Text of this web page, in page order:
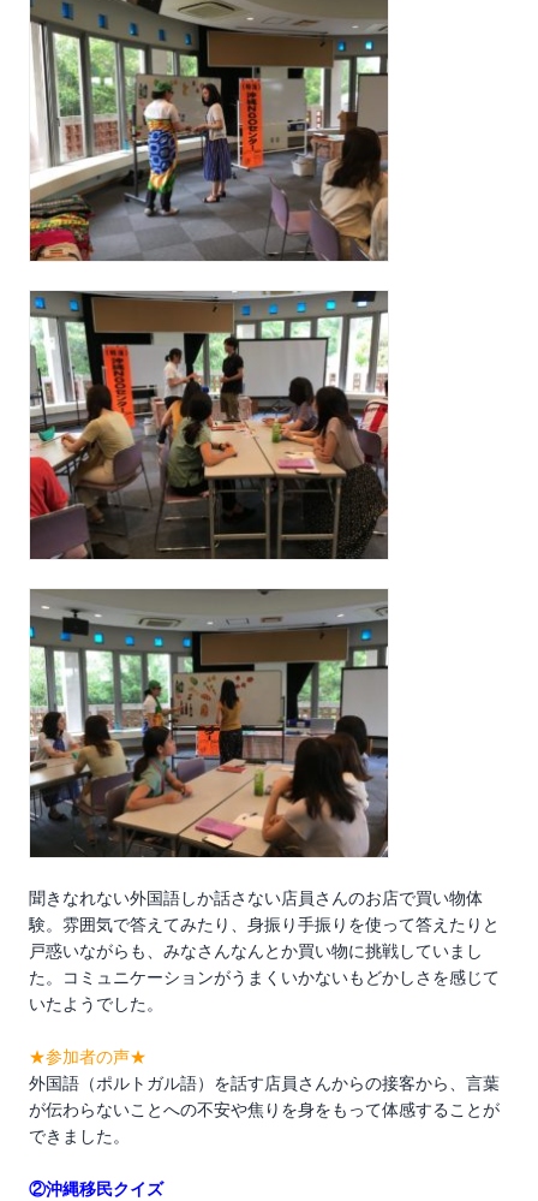
聞きなれない外国語しか話さない店員さんのお店で買い物体
験。雰囲気で答えてみたり、身振り手振りを使って答えたりと
戸惑いながらも、みなさんなんとか買い物に挑戦していまし
た。コミュニケーションがうまくいかないもどかしさを感じて
いたようでした。
★参加者の声★
外国語（ポルトガル語）を話す店員さんからの接客から、言葉
が伝わらないことへの不安や焦りを身をもって体感することが
できました。
②沖縄移民クイズ